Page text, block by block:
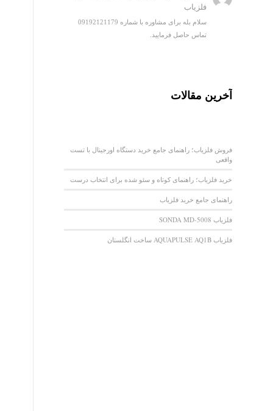
فلزیاب
سلام بله برای مشاوره با شماره 09192121179
تماس حاصل فرمایید.
آخرین مقالات
فروش فلزیاب؛ راهنمای جامع خرید دستگاه اورجینال با تست
واقعی
خرید فلزیاب؛ راهنمای کوتاه و سئو شده برای انتخاب درست
راهنمای جامع خرید فلزیاب
فلزیاب SONDA MD-5008
فلزیاب AQUAPULSE AQ1B ساخت انگلستان